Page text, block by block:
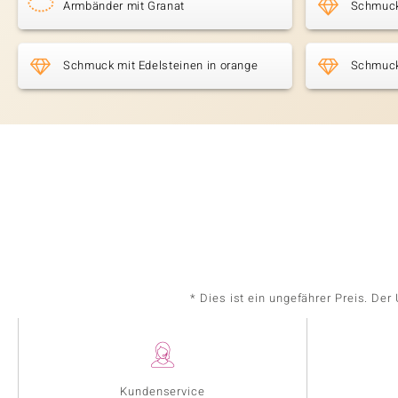
Armbänder mit Granat
Schmuck mit Edelsteinen in orange
* Dies ist ein ungefährer Preis. Der
Kundenservice